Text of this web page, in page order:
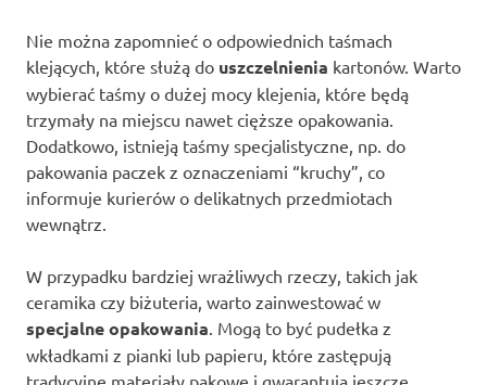
Nie można zapomnieć o odpowiednich taśmach
klejących, które służą do uszczelnienia kartonów. Warto
wybierać taśmy o dużej mocy klejenia, które będą
trzymały na miejscu nawet cięższe opakowania.
Dodatkowo, istnieją taśmy specjalistyczne, np. do
pakowania paczek z oznaczeniami “kruchy”, co
informuje kurierów o delikatnych przedmiotach
wewnątrz.
W przypadku bardziej wrażliwych rzeczy, takich jak
ceramika czy biżuteria, warto zainwestować w
specjalne opakowania . Mogą to być pudełka z
wkładkami z pianki lub papieru, które zastępują
tradycyjne materiały pakowe i gwarantują jeszcze